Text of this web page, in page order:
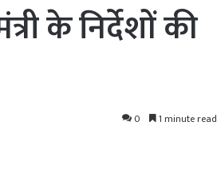
के निर्देशों की
0 1 minute read